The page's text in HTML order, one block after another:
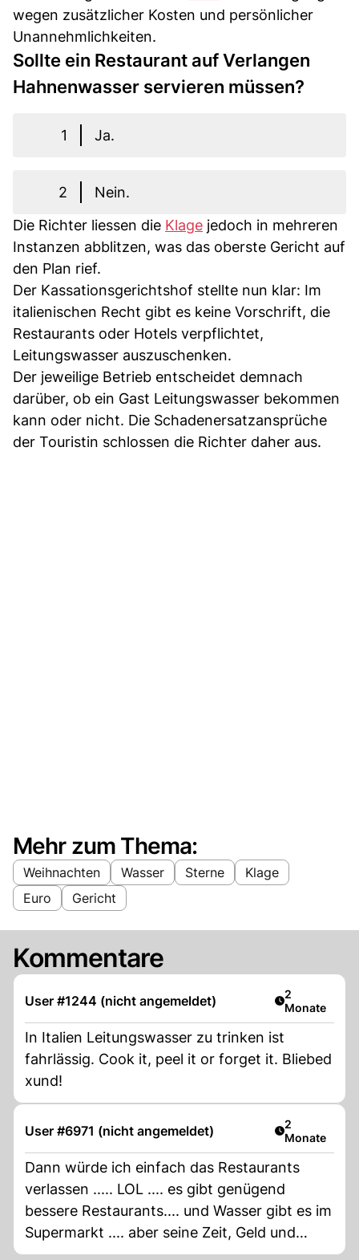
wegen zusätzlicher Kosten und persönlicher
Unannehmlichkeiten.
Sollte ein Restaurant auf Verlangen
Hahnenwasser servieren müssen?
1 Ja.
2
Nein.
Die Richter liessen die Klage jedoch in mehreren
Instanzen abblitzen, was das oberste Gericht auf
den Plan rief.
Der Kassationsgerichtshof stellte nun klar: Im
italienischen Recht gibt es keine Vorschrift, die
Restaurants oder Hotels verpflichtet,
Leitungswasser auszuschenken.
Der jeweilige Betrieb entscheidet demnach
darüber, ob ein Gast Leitungswasser bekommen
kann oder nicht. Die Schadenersatzansprüche
der Touristin schlossen die Richter daher aus.
Mehr zum Thema:
Weihnachten Wasser Sterne
Klage
Euro
Gericht
Kommentare
User #1244 (nicht angemeldet) Artikel
2
Monate
In Italien Leitungswasser zu trinken ist
fahrlässig. Cook it, peel it or forget it. Bliebed
xund!
User #6971 (nicht angemeldet) Artikel
2
Monate
Dann würde ich einfach das Restaurants
verlassen ..... LOL .... es gibt genügend
bessere Restaurants.... und Wasser gibt es im
Supermarkt .... aber seine Zeit, Geld und
Energie zu verschwenden und deswegen vor